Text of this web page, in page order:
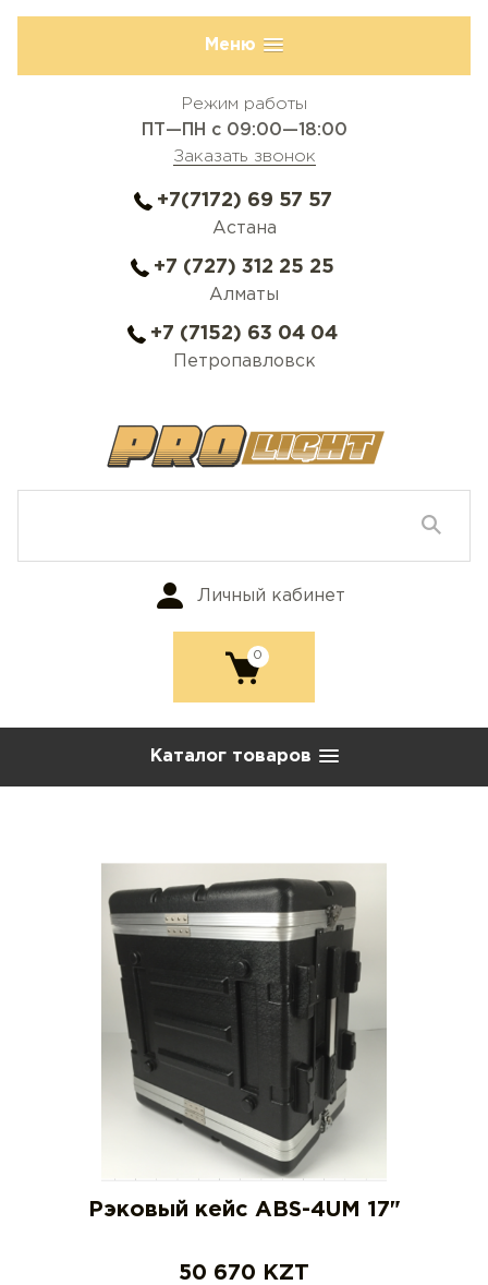
Меню
Режим работы
ПТ—ПН с 09:00—18:00
Заказать звонок
+7(7172) 69 57 57
Астана
+7 (727) 312 25 25
Алматы
+7 (7152) 63 04 04
Петропавловск
Личный кабинет
0
Каталог товаров
Рэковый кейс ABS-4UM 17"
50 670 KZT